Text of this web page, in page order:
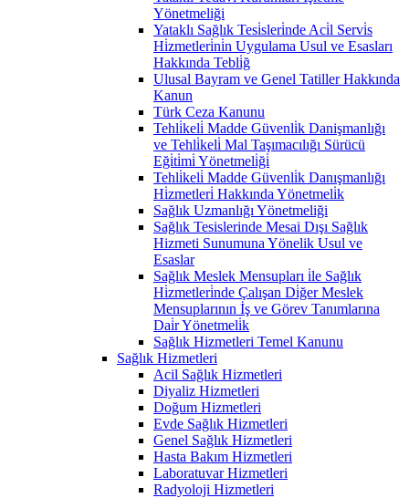
Yönetmeliği
Yataklı Sağlık Tesi̇sleri̇nde Aci̇l Servi̇s
Hi̇zmetleri̇ni̇n Uygulama Usul ve Esasları
Hakkında Tebli̇ğ
Ulusal Bayram ve Genel Tatiller Hakkında
Kanun
Türk Ceza Kanunu
Tehli̇keli̇ Madde Güvenli̇k Danişmanlığı
ve Tehli̇keli̇ Mal Taşımacılığı Sürücü
Eği̇ti̇mi̇ Yönetmeli̇ği̇
Tehli̇keli̇ Madde Güvenli̇k Danışmanlığı
Hi̇zmetleri̇ Hakkında Yönetmeli̇k
Sağlık Uzmanlığı Yönetmeliği
Sağlık Tesislerinde Mesai Dışı Sağlık
Hizmeti Sunumuna Yönelik Usul ve
Esaslar
Sağlık Meslek Mensupları i̇le Sağlık
Hi̇zmetleri̇nde Çalışan Di̇ğer Meslek
Mensuplarının İş ve Görev Tanımlarına
Dai̇r Yönetmeli̇k
Sağlık Hizmetleri Temel Kanunu
Sağlık Hizmetleri
Acil Sağlık Hizmetleri
Diyaliz Hizmetleri
Doğum Hizmetleri
Evde Sağlık Hizmetleri
Genel Sağlık Hizmetleri
Hasta Bakım Hizmetleri
Laboratuvar Hizmetleri
Radyoloji Hizmetleri